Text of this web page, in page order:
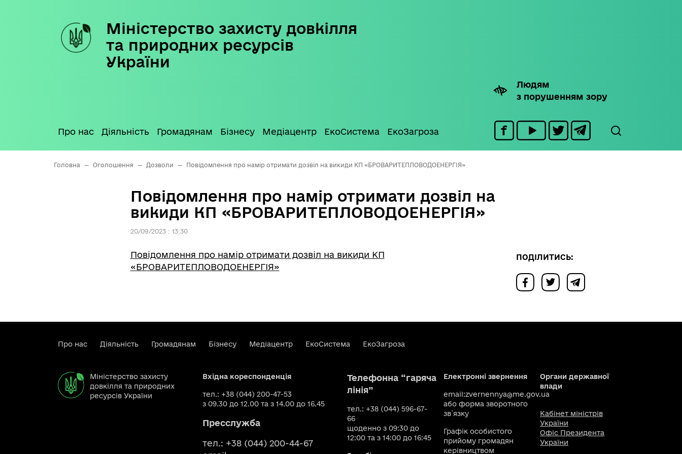
Міністерство захисту довкілля
та природних ресурсів
України
Людям
з порушенням зору
Про нас Діяльність Громадянам Бізнесу Медіацентр ЕкоСистема ЕкоЗагроза
Головна — Оголошення — Дозволи — Повідомлення про намір отримати дозвіл на викиди КП «БРОВАРИТЕПЛОВОДОЕНЕРГІЯ»
Повідомлення про намір отримати дозвіл на
викиди КП «БРОВАРИТЕПЛОВОДОЕНЕРГІЯ»
20/09/2023 : 13:30
Повідомлення про намір отримати дозвіл на викиди КП
«БРОВАРИТЕПЛОВОДОЕНЕРГІЯ»
ПОДІЛИТИСЬ:
Про нас Діяльність Громадянам Бізнесу Медіацентр ЕкоСистема ЕкоЗагроза
Міністерство захисту
довкілля та природних
ресурсів України
Вхідна кореспонденція
тел.: +38 (044) 200-47-53
з 09.30 до 12.00 та з 14.00 до 16.45
Пресслужба
тел.: +38 (044) 200-44-67
Телефонна “гаряча
лінія”
тел.: +38 (044) 596-67-
66
щоденно з 09:30 до
12:00 та з 14:00 до 16:45
Електронні звернення
email:zvernennya@me.gov.ua
або форма зворотного
зв`язку
Графік особистого
прийому громадян
керівництвом
Органи державної
влади
Кабінет міністрів
України
Офіс Президента
України